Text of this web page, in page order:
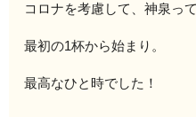
コロナを考慮して、神泉っ
最初の1杯から始まり。
最高なひと時でした！